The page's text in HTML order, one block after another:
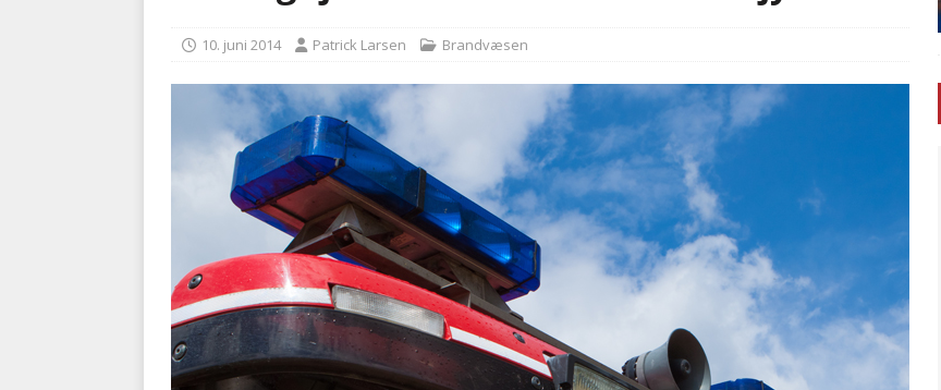
kriminalitet
[ 3. august 2026 ] Kommunerne driver flere brandstationer, mens Falcks andel fortsætter
[ 5. august 2026 ]
Advarer: Udløb af sygetransporttilladelser kan sende 400.000 kørsler over
i det offentlige
10. juni 2014 Patrick Larsen Brandvæsen